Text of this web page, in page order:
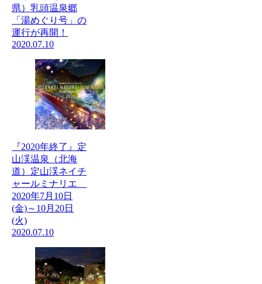
県）乳頭温泉郷
「湯めぐり号」の
運行が再開！
2020.07.10
『2020年終了』定
山渓温泉（北海
道）定山渓ネイチ
ャールミナリエ
2020年7月10日
(金)～10月20日
(火)
2020.07.10